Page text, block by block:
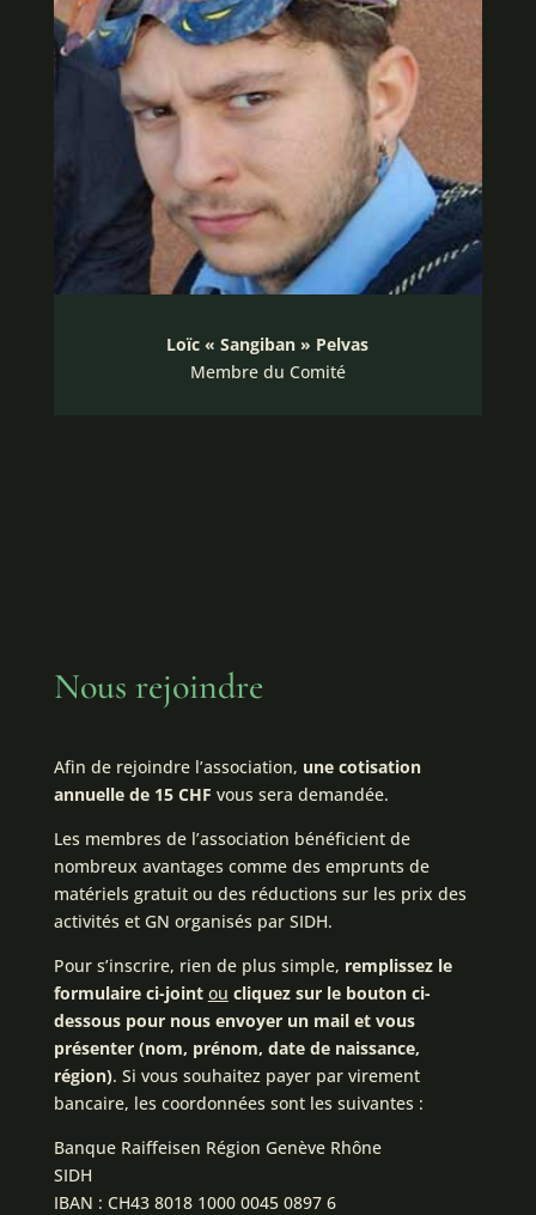
Loïc « Sangiban » Pelvas
Membre du Comité
Nous rejoindre
Afin de rejoindre l’association, une cotisation
annuelle de 15 CHF vous sera demandée.
Les membres de l’association bénéficient de
nombreux avantages comme des emprunts de
matériels gratuit ou des réductions sur les prix des
activités et GN organisés par SIDH.
Pour s’inscrire, rien de plus simple, remplissez le
formulaire ci-joint ou cliquez sur le bouton ci-
dessous pour nous envoyer un mail et vous
présenter (nom, prénom, date de naissance,
région). Si vous souhaitez payer par virement
bancaire, les coordonnées sont les suivantes :
Banque Raiffeisen Région Genève Rhône
SIDH
IBAN : CH43 8018 1000 0045 0897 6